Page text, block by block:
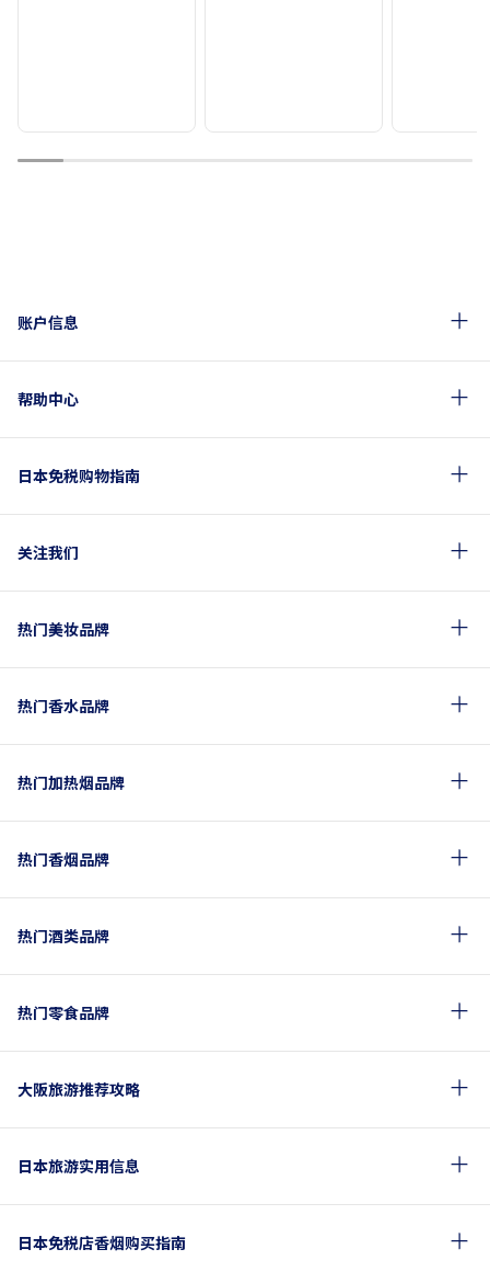
1 2 3 4 5 6 7 8 9 10
账户信息
帮助中心
日本免税购物指南
关注我们
热门美妆品牌
热门香水品牌
热门加热烟品牌
热门香烟品牌
热门酒类品牌
热门零食品牌
大阪旅游推荐攻略
日本旅游实用信息
日本免税店香烟购买指南